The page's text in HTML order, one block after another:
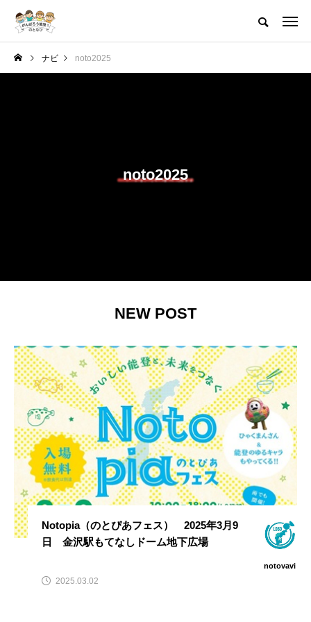
ナビ noto2025
noto2025
NEW POST
Notopia（のとぴあフェス） 2025年3月9
日 金沢駅もてなしドーム地下広場
notovavi
2025.03.02